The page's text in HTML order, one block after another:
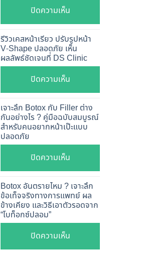
อัปเดต
วิธี
ตรวจ
สอบ
ทุก
ยี่ห้อ
แบบ
ละเอียด
ฉีด
แล้ว
หน้า
ปิดความเห็นบน
ฉีด
Botox
กี่
วัน
ผล
เจาะ
ลึก
การ
ทำงาน
ยี่ห้อ
ไหน
ดี
และ
วิธี
ดูแล
ให้
รีวิวเคสหน้าเรียว ปรับรูปหน้า
V-Shape ปลอดภัย เห็น
ผลลัพธ์ชัดเจนที่ DS Clinic
ปิดความเห็นบน
รีวิว
เคส
หน้า
เรียว
รูป
Shape
ปลอดภัย
ชัดเจน
เจาะลึก Botox กับ Filler ต่าง
กันอย่างไร ? คู่มือฉบับสมบูรณ์
สำหรับคนอยากหน้าเป๊ะแบบ
ปลอดภัย
ปิดความเห็นบน
เจาะ
ลึก
Botox
กับ
ต่าง
Botox อันตรายไหม ? เจาะลึก
ข้อเท็จจริงทางการแพทย์ ผล
ข้างเคียง และวิธีเอาตัวรอดจาก
“โบท็อกซ์ปลอม”
ปิดความเห็นบน
Botox